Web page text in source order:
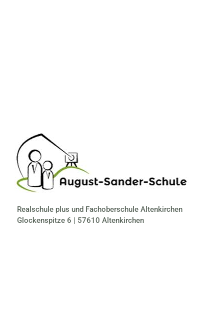
Realschule plus und Fachoberschule Altenkirchen
Glockenspitze 6 | 57610 Altenkirchen